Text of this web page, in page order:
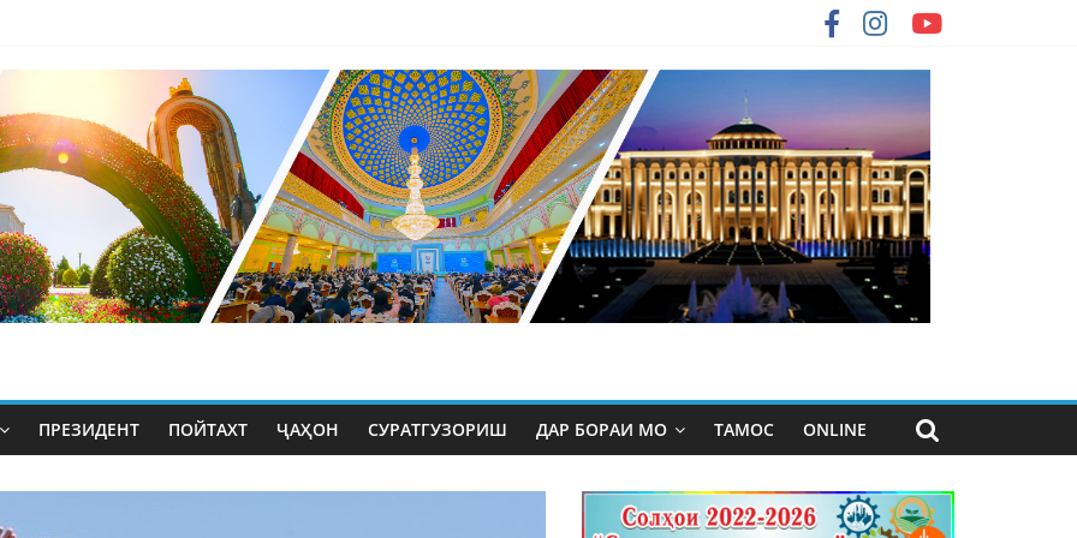
ПРЕЗИДЕНТ ПОЙТАХТ ҶАҲОН СУРАТГУЗОРИШ ДАР БОРАИ МО ТАМОС ONLINE